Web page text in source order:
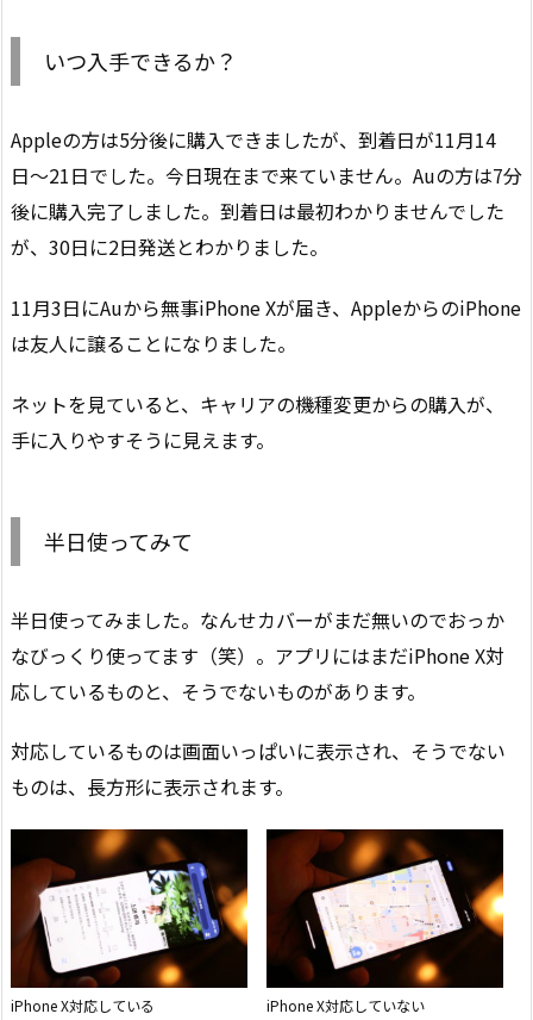
いつ入手できるか？
Appleの方は5分後に購入できましたが、到着日が11月14
日〜21日でした。今日現在まで来ていません。Auの方は7分
後に購入完了しました。到着日は最初わかりませんでした
が、30日に2日発送とわかりました。
11月3日にAuから無事iPhone Xが届き、AppleからのiPhone
は友人に譲ることになりました。
ネットを見ていると、キャリアの機種変更からの購入が、
手に入りやすそうに見えます。
半日使ってみて
半日使ってみました。なんせカバーがまだ無いのでおっか
なびっくり使ってます（笑）。アプリにはまだiPhone X対
応しているものと、そうでないものがあります。
対応しているものは画面いっぱいに表示され、そうでない
ものは、長方形に表示されます。
iPhone X対応している iPhone X対応していない